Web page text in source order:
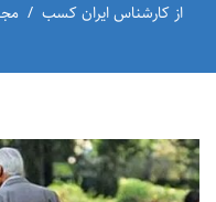
از کارشناس ایران کسب